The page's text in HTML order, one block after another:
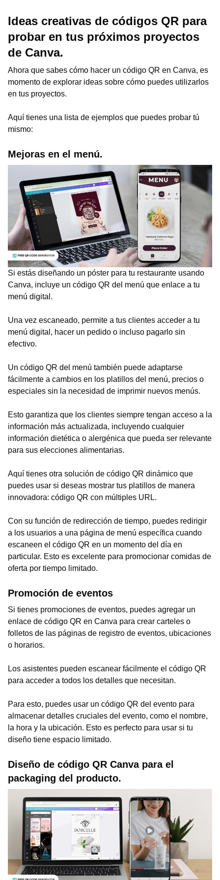
Ideas creativas de códigos QR para
probar en tus próximos proyectos
de Canva.
Ahora que sabes cómo hacer un código QR en Canva, es
momento de explorar ideas sobre cómo puedes utilizarlos
en tus proyectos.
Aquí tienes una lista de ejemplos que puedes probar tú
mismo:
Mejoras en el menú.
Si estás diseñando un póster para tu restaurante usando
Canva, incluye un código QR del menú que enlace a tu
menú digital.
Una vez escaneado, permite a tus clientes acceder a tu
menú digital, hacer un pedido o incluso pagarlo sin
efectivo.
Un código QR del menú también puede adaptarse
fácilmente a cambios en los platillos del menú, precios o
especiales sin la necesidad de imprimir nuevos menús.
Esto garantiza que los clientes siempre tengan acceso a la
información más actualizada, incluyendo cualquier
información dietética o alergénica que pueda ser relevante
para sus elecciones alimentarias.
Aquí tienes otra solución de código QR dinámico que
puedes usar si deseas mostrar tus platillos de manera
innovadora: código QR con múltiples URL.
Con su función de redirección de tiempo, puedes redirigir
a los usuarios a una página de menú específica cuando
escaneen el código QR en un momento del día en
particular. Esto es excelente para promocionar comidas de
oferta por tiempo limitado.
Promoción de eventos
Si tienes promociones de eventos, puedes agregar un
enlace de código QR en Canva para crear carteles o
folletos de las páginas de registro de eventos, ubicaciones
o horarios.
Los asistentes pueden escanear fácilmente el código QR
para acceder a todos los detalles que necesitan.
Para esto, puedes usar un código QR del evento para
almacenar detalles cruciales del evento, como el nombre,
la hora y la ubicación. Esto es perfecto para usar si tu
diseño tiene espacio limitado.
Diseño de código QR Canva para el
packaging del producto.